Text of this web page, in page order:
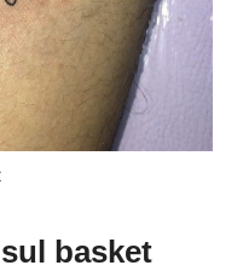
basket